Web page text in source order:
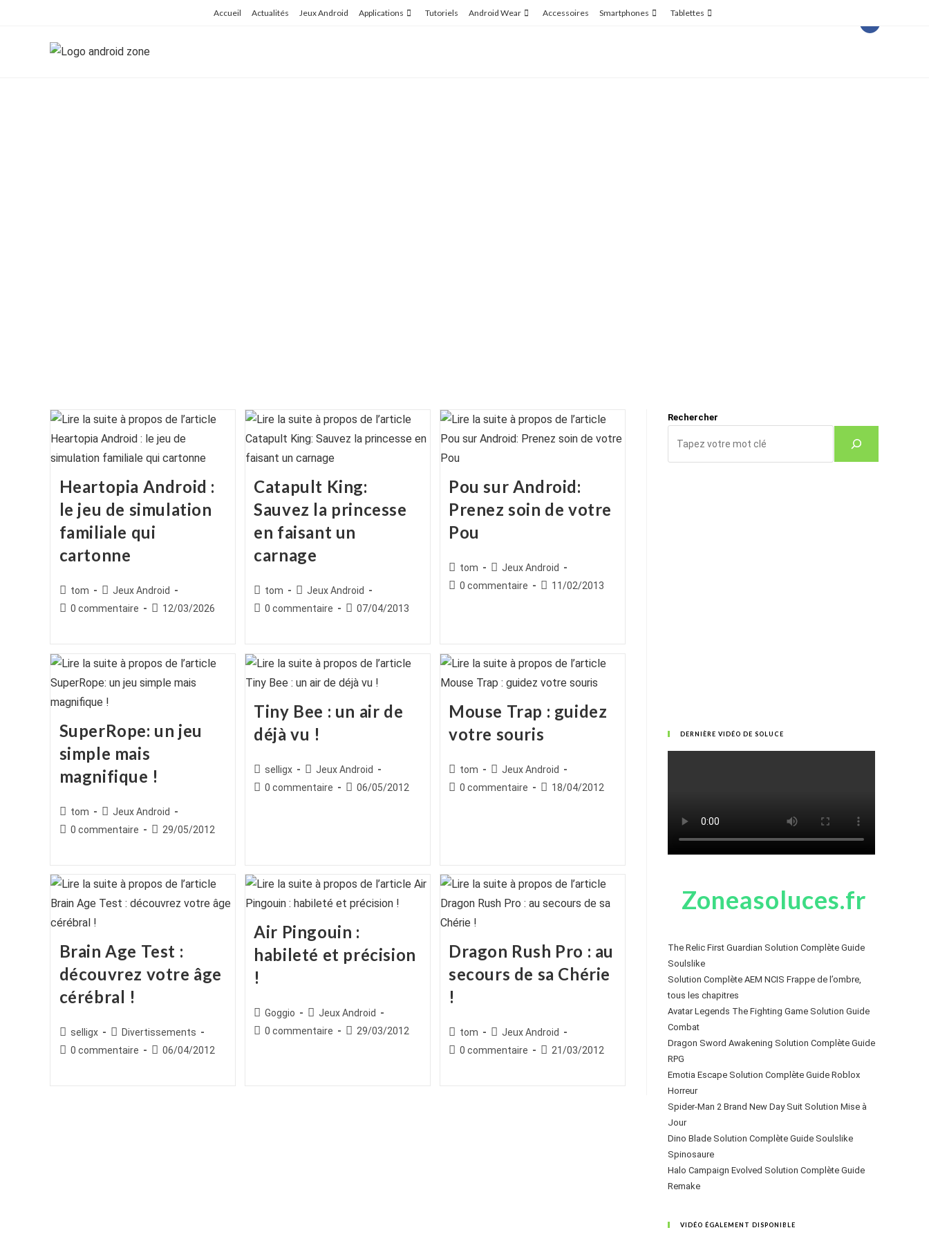
Accueil Actualités Jeux Android Applications Tutoriels Android Wear Accessoires Smartphones Tablettes
Heartopia Android :
le jeu de simulation
familiale qui
cartonne
Auteur/autrice
de
tom
Post
category:
Jeux Android
Commentaires
0 commentaire
Publication
12/03/2026
Catapult King:
Sauvez la princesse
en faisant un
carnage
Auteur/autrice
de
tom
Post
category:
Jeux Android
Commentaires
0 commentaire
Publication
07/04/2013
Pou sur Android:
Prenez soin de votre
Pou
Auteur/autrice
de
tom
Post
category:
Jeux Android
Commentaires
0 commentaire
Publication
11/02/2013
SuperRope: un jeu
simple mais
magnifique !
Auteur/autrice
de
tom
Post
category:
Jeux Android
Commentaires
publication :
0 commentaire
Publication
29/05/2012
Tiny Bee : un air de
déjà vu !
Auteur/autrice
de
selligx
Post
category:
Jeux Android
Commentaires
0 commentaire
Publication
06/05/2012
Mouse Trap : guidez
votre souris
Auteur/autrice
de
tom
Post
category:
Jeux Android
Commentaires
0 commentaire
Publication
18/04/2012
Brain Age Test :
découvrez votre âge
cérébral !
Auteur/autrice
de
selligx
Post
category:
Divertissements
Commentaires
0 commentaire
Publication
06/04/2012
Air Pingouin :
habileté et précision
!
Auteur/autrice
de
Goggio
Post
category:
Jeux Android
Commentaires
0 commentaire
Publication
29/03/2012
Dragon Rush Pro : au
secours de sa Chérie
!
Auteur/autrice
de
tom
Post
category:
Jeux Android
Commentaires
0 commentaire
Publication
21/03/2012
Rechercher
DERNIÈRE VIDÉO DE SOLUCE
Zoneasoluces.fr
The Relic First Guardian Solution Complète Guide
Soulslike
Solution Complète AEM NCIS Frappe de l’ombre,
tous les chapitres
Avatar Legends The Fighting Game Solution Guide
Combat
Dragon Sword Awakening Solution Complète Guide
RPG
Emotia Escape Solution Complète Guide Roblox
Horreur
Spider-Man 2 Brand New Day Suit Solution Mise à
Jour
Dino Blade Solution Complète Guide Soulslike
Spinosaure
Halo Campaign Evolved Solution Complète Guide
Remake
VIDÉO ÉGALEMENT DISPONIBLE